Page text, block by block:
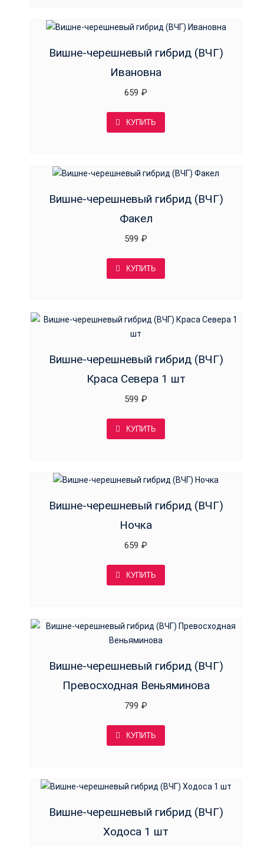
Вишне-черешневый гибрид (ВЧГ)
Ивановна
659 ₽
КУПИТЬ
Вишне-черешневый гибрид (ВЧГ)
Факел
599 ₽
КУПИТЬ
Вишне-черешневый гибрид (ВЧГ)
Краса Севера 1 шт
599 ₽
КУПИТЬ
Вишне-черешневый гибрид (ВЧГ)
Ночка
659 ₽
КУПИТЬ
Вишне-черешневый гибрид (ВЧГ)
Превосходная Веньяминова
799 ₽
КУПИТЬ
Вишне-черешневый гибрид (ВЧГ)
Ходоса 1 шт